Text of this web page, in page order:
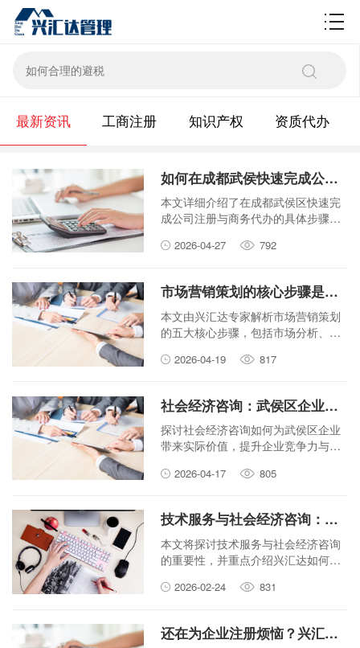
财税百科
最新资讯 工商注册 知识产权 资质代办
如何在成都武侯快速完成公司注册与商务代办？
本文详细介绍了在成都武侯区快速完
成公司注册与商务代办的具体步骤和
业。2026-04-27 792
市场营销策划的核心步骤是什么？兴汇达专家为您解析
本文由兴汇达专家解析市场营销策划
的五大核心步骤，包括市场分析、目
评估，帮助您系统掌握营销策划方
2026-04-19 817
社会经济咨询：武侯区企业发展的实际价值
探讨社会经济咨询如何为武侯区企业
带来实际价值，提升企业竞争力与可
2026-04-17 805
技术服务与社会经济咨询：兴汇达如何为成都武侯企业赋能？
本文将探讨技术服务与社会经济咨询
的重要性，并重点介绍兴汇达如何通
的企业，助力其实现经济发展。
2026-02-24 831
还在为企业注册烦恼？兴汇达帮你快速搞定成都武侯大小事！